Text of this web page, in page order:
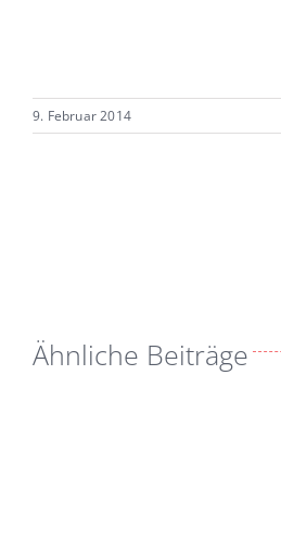
9. Februar 2014
Ähnliche Beiträge